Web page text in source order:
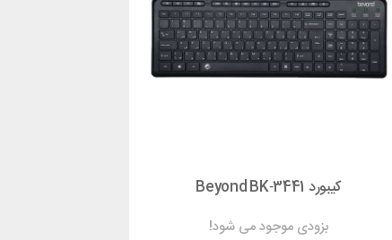
کیبورد Beyond BK‑3441
بزودی موجود می شود!